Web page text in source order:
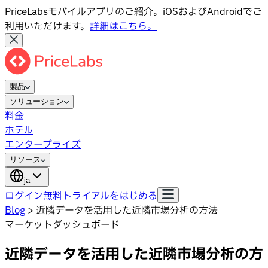
PriceLabsモバイルアプリのご紹介。iOSおよびAndroidでご
利用いただけます。 詳細はこちら。
製品
ソリューション
料金
ホテル
エンタープライズ
リソース
ja
ログイン無料トライアルをはじめる
Blog > 近隣データを活用した近隣市場分析の方法
マーケットダッシュボード
近隣データを活用した近隣市場分析の方